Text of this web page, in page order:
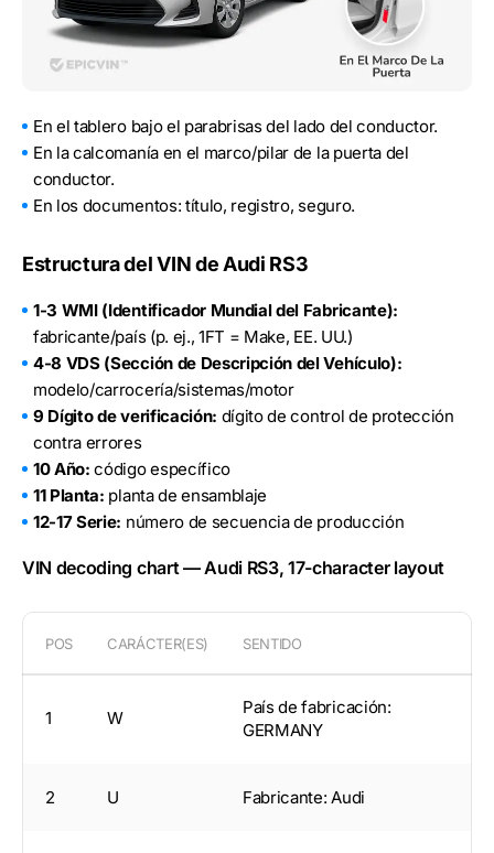
En el tablero bajo el parabrisas del lado del conductor.
En la calcomanía en el marco/pilar de la puerta del
conductor.
En los documentos: título, registro, seguro.
Estructura del VIN de Audi RS3
1-3 WMI (Identificador Mundial del Fabricante):
fabricante/país (p. ej., 1FT = Make, EE. UU.)
4-8 VDS (Sección de Descripción del Vehículo):
modelo/carrocería/sistemas/motor
9 Dígito de verificación: dígito de control de protección
contra errores
10 Año: código específico
11 Planta: planta de ensamblaje
12-17 Serie: número de secuencia de producción
VIN decoding chart — Audi RS3, 17-character layout
POS CARÁCTER(ES) SENTIDO
1 W
País de fabricación:
GERMANY
2 U Fabricante: Audi